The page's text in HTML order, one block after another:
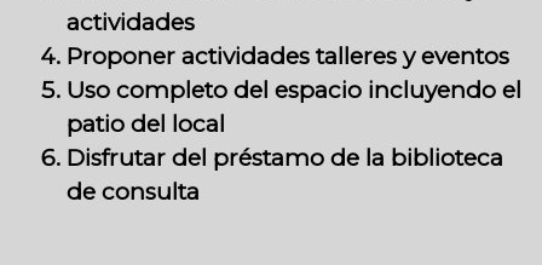
actividades
Proponer actividades talleres y eventos
Uso completo del espacio incluyendo el
patio del local
Disfrutar del préstamo de la biblioteca
de consulta